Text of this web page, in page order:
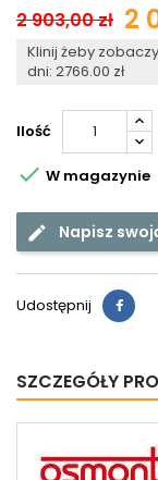
2 903,00 zł 2
Klinij żeby
dni: 2766.00 zł
Ilość
 W magazynie
Napisz
Udostępnij
SZCZEGÓŁY